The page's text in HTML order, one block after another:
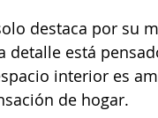
destaca por
detalle está
interior es
de hogar.